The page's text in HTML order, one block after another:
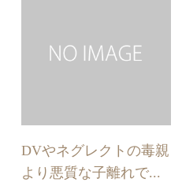
DVやネグレクトの毒親
より悪質な子離れで...